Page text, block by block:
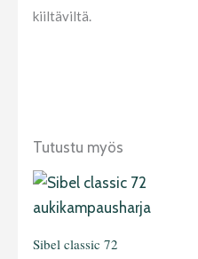
kiiltäviltä.
Tutustu myös
Sibel classic 72